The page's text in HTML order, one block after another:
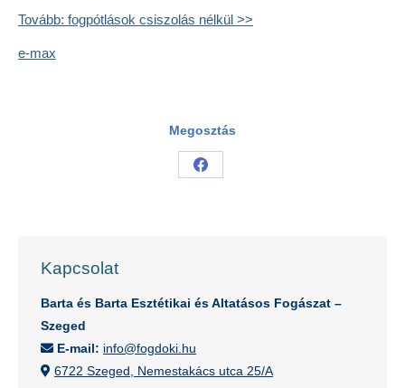
Tovább: fogpótlások csiszolás nélkül >>
e-max
Megosztás
Share
Kapcsolat
Barta és Barta Esztétikai és Altatásos Fogászat –
Szeged
E-mail: info@fogdoki.hu
6722 Szeged, Nemestakács utca 25/A